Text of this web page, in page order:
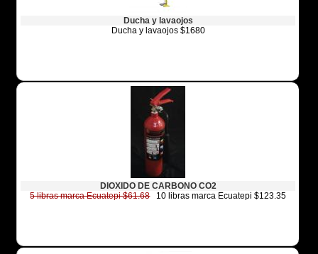
Ducha y lavaojos
Ducha y lavaojos $1680
DIOXIDO DE CARBONO CO2
5 libras marca Ecuatepi $61.6810 libras marca Ecuatepi $123.35